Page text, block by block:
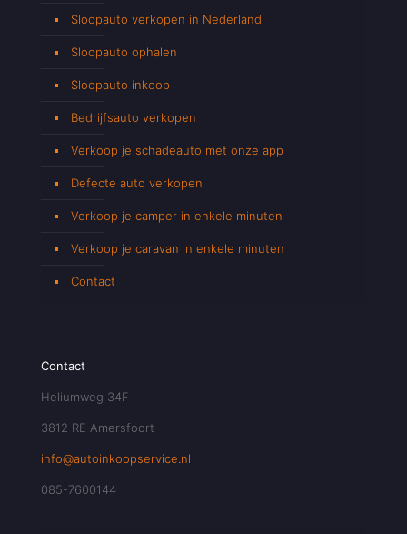
Sloopauto verkopen in Nederland
Sloopauto ophalen
Sloopauto inkoop
Bedrijfsauto verkopen
Verkoop je schadeauto met onze app
Defecte auto verkopen
Verkoop je camper in enkele minuten
Verkoop je caravan in enkele minuten
Contact
Contact
Heliumweg 34F
3812 RE Amersfoort
info@autoinkoopservice.nl
085-7600144